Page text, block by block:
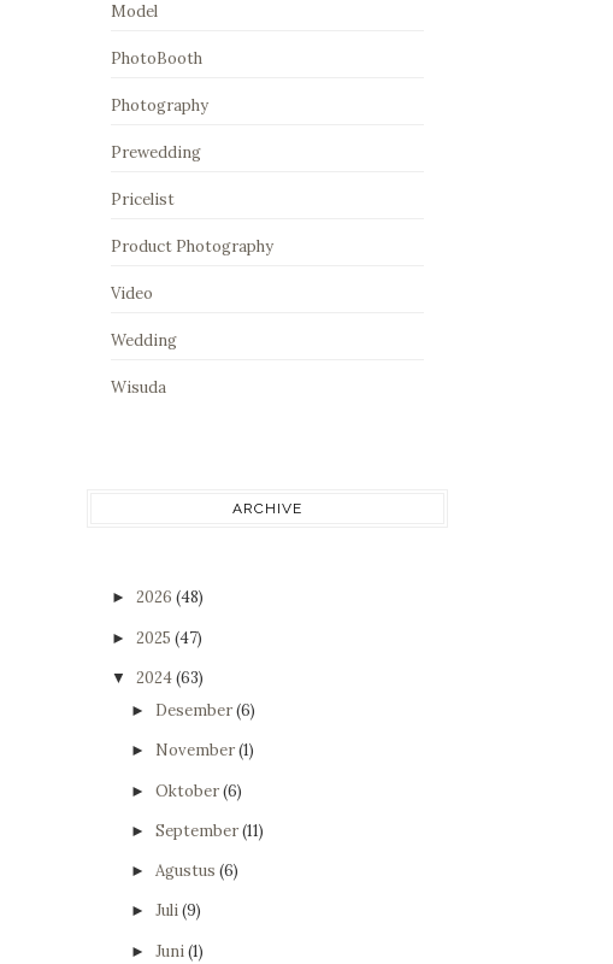
Model
PhotoBooth
Photography
Prewedding
Pricelist
Product Photography
Video
Wedding
Wisuda
ARCHIVE
► 2026 (48)
► 2025 (47)
▼ 2024(63)
► Desember(6)
► November(1)
► Oktober(6)
► September(11)
► Agustus (6)
► Juli(9)
► Juni(1)